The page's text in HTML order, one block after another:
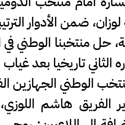
ضمن الأدوار الترتيبية
دام 30 عاما منذ مشاركته الأولى في نسخة 1995 التي أقيمت
الوطني الجهازين
الفريق هاشم اللوزي،